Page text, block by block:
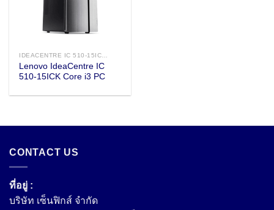
Lenovo IdeaCentre IC
510-15ICK Core i3 PC
CONTACT US
ที่อยู่ :
บริษัท เซ็นฟิกส์ จํากัด